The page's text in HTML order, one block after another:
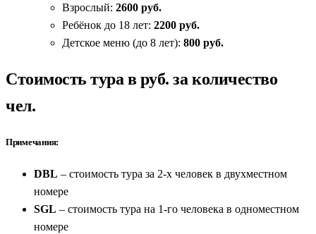
Взрослый: 2600 руб.
Ребёнок до 18 лет: 2200 руб.
Детское меню (до 8 лет): 800 руб.
Стоимость тура в руб. за количество
чел.
Примечания:
DBL – стоимость тура за 2-х человек в двухместном
номере
SGL – стоимость тура на 1-го человека в одноместном
номере